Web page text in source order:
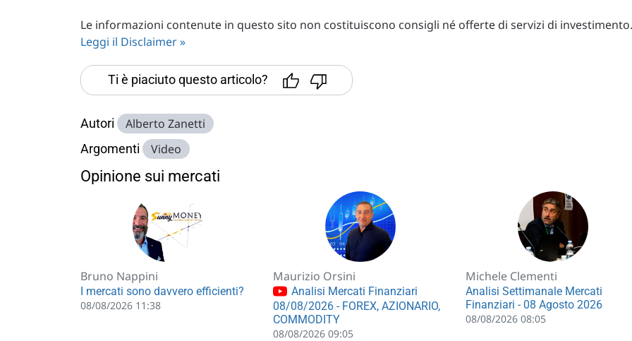
Le informazioni contenute in questo sito non costituiscono consigli né offerte di servizi di investimento.
Leggi il Disclaimer »
Ti è piaciuto questo articolo?
Autori Alberto Zanetti
Argomenti Video
Opinione sui mercati
Bruno Nappini
I mercati sono davvero efficienti?
08/08/2026 11:38
Maurizio Orsini
Analisi Mercati Finanziari
08/08/2026 - FOREX, AZIONARIO,
COMMODITY
08/08/2026 09:05
Michele Clementi
Analisi Settimanale Mercati
Finanziari - 08 Agosto 2026
08/08/2026 08:05